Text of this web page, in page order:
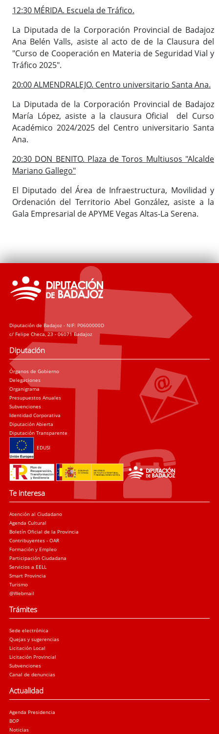
12:30 MÉRIDA. Escuela de Tráfico.
La Diputada de la Corporación Provincial de Badajoz
Ana Belén Valls, asiste al acto de de la Clausura del
"Curso de Cooperación en Materia de Seguridad Vial y
Tráfico 2025".
20:00 ALMENDRALEJO. Centro universitario Santa Ana.
La Diputada de la Corporación Provincial de Badajoz
María López, asiste a la clausura Oficial del Curso
Académico 2024/2025 del Centro universitario Santa
Ana.
20:30 DON BENITO. Plaza de Toros Multiusos "Alcalde
Mariano Gallego"
El Diputado del Área de Infraestructura, Movilidad y
Ordenación del Territorio Abel González, asiste a la
Gala Empresarial de APYME Vegas Altas-La Serena.
Diputación de Badajoz - NIF: P0600000D
c/ Felipe Checa, 23 - 06071 Badajoz
Diputación
Órganos de Gobierno
Delegaciones
Organigrama
Presupuestos Anuales
Subvenciones
Identidad Corporativa
Diputación Abierta
Diputación Transparente
EDUSI
Te interesa
Atención al Ciudadano
Agenda Cultural
Boletín Oficial de la Provincia
Contribuyentes - OAR
Formación y Empleo
Participación Ciudadana
Servicios a EELL
Smart Provincia
Turismo
@Webmail
Trámites
Sede electrónica
Quejas y sugerencias
Licitación Local
Licitación Provincial
Subvenciones
Canal de denuncias
Actualidad
Agenda Presidencia
BOP
Noticias